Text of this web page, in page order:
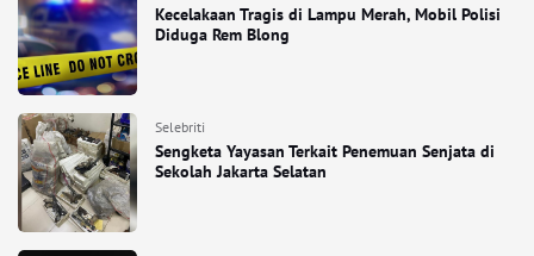
Kecelakaan Tragis di Lampu Merah, Mobil Polisi
Diduga Rem Blong
Selebriti
Sengketa Yayasan Terkait Penemuan Senjata di
Sekolah Jakarta Selatan